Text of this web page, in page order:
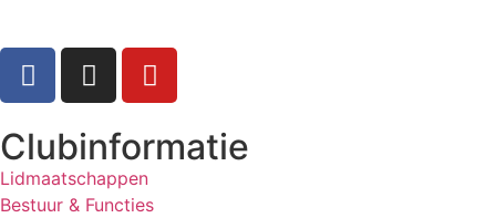
Clubinformatie
Lidmaatschappen
Bestuur & Functies